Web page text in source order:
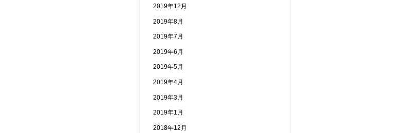
2019年12月
2019年8月
2019年7月
2019年6月
2019年5月
2019年4月
2019年3月
2019年1月
2018年12月